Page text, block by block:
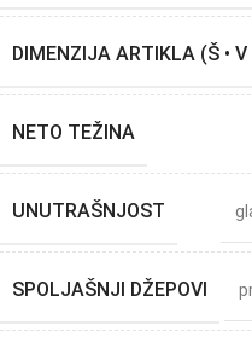
DIMENZIJA ARTIKLA (Š • V
NETO TEŽINA
UNUTRAŠNJOST
SPOLJAŠNJI DŽEPOVI